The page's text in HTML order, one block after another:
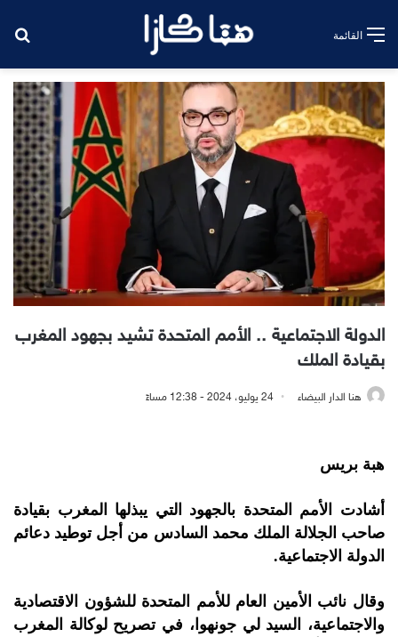
القائمة
الدولة الاجتماعية .. الأمم المتحدة تشيد بجهود المغرب
بقيادة الملك
هنا الدار البيضاء 24 يوليو، 2024 - 12:38 مساءً
هبة بريس
أشادت الأمم المتحدة بالجهود التي يبذلها المغرب بقيادة
صاحب الجلالة الملك محمد السادس من أجل توطيد دعائم
الدولة الاجتماعية.
وقال نائب الأمين العام للأمم المتحدة للشؤون الاقتصادية
والاجتماعية، السيد لي جونهوا، في تصريح لوكالة المغرب